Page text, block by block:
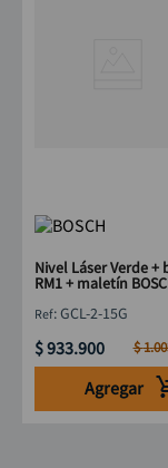
Nivel Láser Verde +
RM1 + maletín
:GCL-2-15G
$933.900 $1.
Agregar